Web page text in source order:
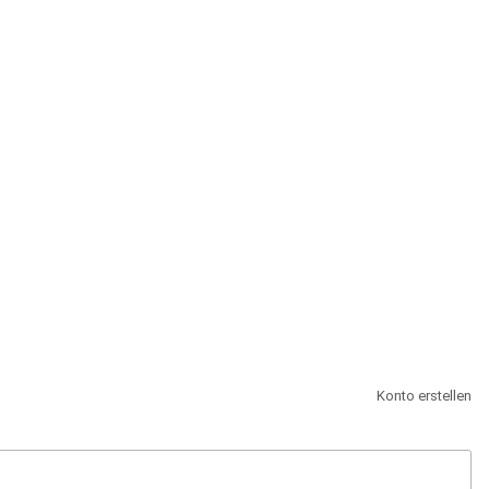
Konto erstellen